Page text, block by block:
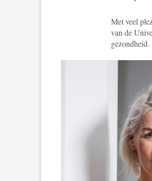
Met veel
van de
gezondheid.